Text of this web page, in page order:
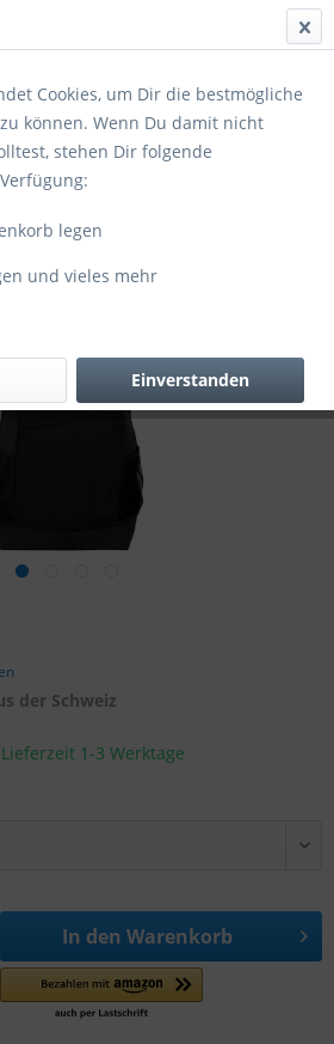
der Schweiz
1-3 Werktage
In den Warenkorb
Cookies, um Dir die bestmögliche
können. Wenn Du damit nicht
stehen Dir folgende
legen
und vieles mehr
Einverstanden